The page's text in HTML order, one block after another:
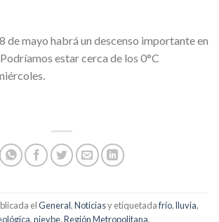
de mayo habrá un descenso importante en
estar cerca de los 0°C
elGeneral,Noticiasy etiquetadafrío,lluvia,
,nievbe,Región Metropolitana.